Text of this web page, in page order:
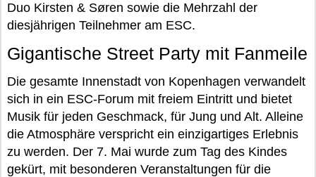
Duo Kirsten & Søren sowie die Mehrzahl der
diesjährigen Teilnehmer am ESC.
Gigantische Street Party mit Fanmeile
Die gesamte Innenstadt von Kopenhagen verwandelt
sich in ein ESC-Forum mit freiem Eintritt und bietet
Musik für jeden Geschmack, für Jung und Alt. Alleine
die Atmosphäre verspricht ein einzigartiges Erlebnis
zu werden. Der 7. Mai wurde zum Tag des Kindes
gekürt, mit besonderen Veranstaltungen für die